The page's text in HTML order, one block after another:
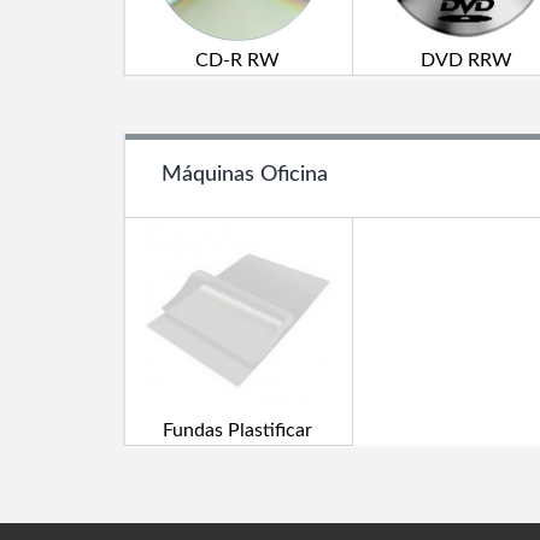
CD-R RW DVD RRW
Máquinas Oficina
Fundas Plastificar